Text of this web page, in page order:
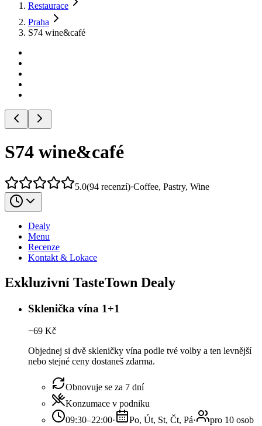
Restaurace
Praha
S74 wine&café
S74 wine&café
5.0(94 recenzí)·Coffee, Pastry, Wine
Dealy
Menu
Recenze
Kontakt & Lokace
Exkluzivní TasteTown Dealy
Sklenička vína 1+1
−69 Kč
Objednej si dvě skleničky vína podle tvé volby a ten levnější
nebo stejné ceny dostaneš zdarma.
Obnovuje se za 7 dní
Konzumace v podniku
09:30–22:00· Po, Út, St, Čt, Pá·
pro 10 osob